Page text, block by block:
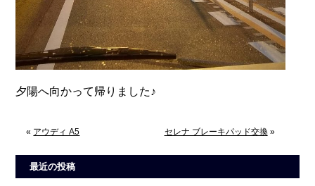
夕陽へ向かって帰りました♪
« アウディ A5 セレナ ブレーキパッド交換»
最近の投稿